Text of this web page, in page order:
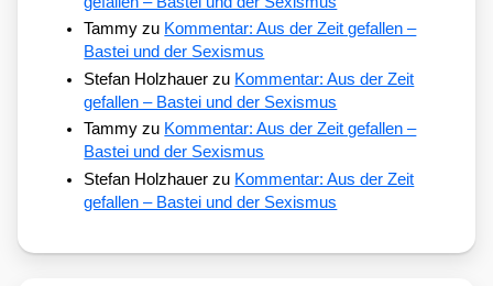
Tammy zu Kommentar: Aus der Zeit gefallen –
Bastei und der Sexismus
Stefan Holzhauer zu Kommentar: Aus der Zeit
gefallen – Bastei und der Sexismus
Tammy zu Kommentar: Aus der Zeit gefallen –
Bastei und der Sexismus
Stefan Holzhauer zu Kommentar: Aus der Zeit
gefallen – Bastei und der Sexismus